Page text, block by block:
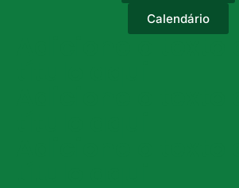
Calendário
Adicione o texto